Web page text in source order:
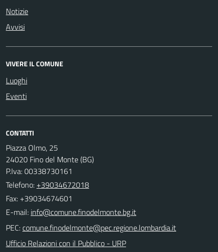
Notizie
Avvisi
VIVERE IL COMUNE
Luoghi
Eventi
CONTATTI
Piazza Olmo, 25
24020 Fino del Monte (BG)
P.Iva: 00338730161
Telefono: +39034672018
Fax: +39034674601
E-mail:
PEC:
Ufficio Relazioni con il Pubblico - URP